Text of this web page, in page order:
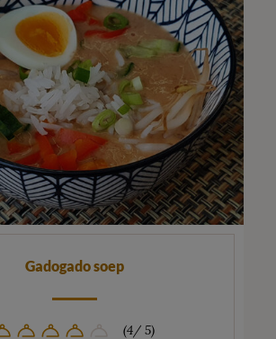
Gadogado soep
(4/ 5)